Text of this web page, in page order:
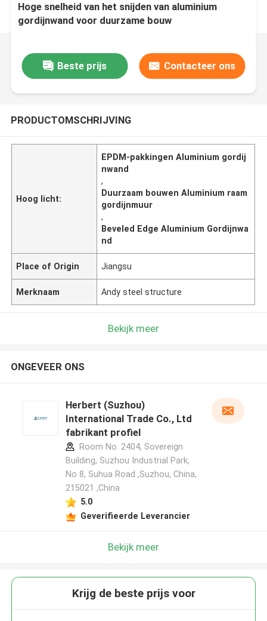
Hoge snelheid van het snijden van aluminium
gordijnwand voor duurzame bouw
Beste prijs Contacteer ons
PRODUCTOMSCHRIJVING
Hoog licht:
EPDM-pakkingen Aluminium gordij
nwand
,
Duurzaam bouwen Aluminium raam
gordijnmuur
,
Beveled Edge Aluminium Gordijnwa
nd
Place of Origin Jiangsu
Merknaam Andy steel structure
Bekijk meer
ONGEVEER ONS
Herbert (Suzhou)
International Trade Co., Ltd
fabrikant profiel
Room No. 2404, Sovereign
Building, Suzhou Industrial Park,
No 8, Suhua Road ,Suzhou, China,
215021 ,China
5.0
Geverifieerde Leverancier
Bekijk meer
Krijg de beste prijs voor